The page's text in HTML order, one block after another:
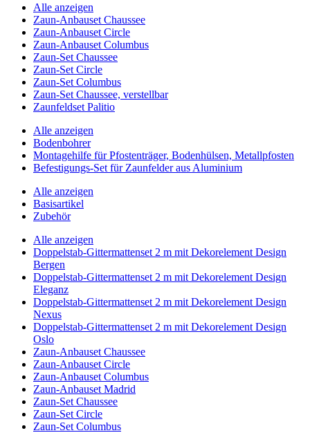
Alle anzeigen
Zaun-Anbauset Chaussee
Zaun-Anbauset Circle
Zaun-Anbauset Columbus
Zaun-Set Chaussee
Zaun-Set Circle
Zaun-Set Columbus
Zaun-Set Chaussee, verstellbar
Zaunfeldset Palitio
Alle anzeigen
Bodenbohrer
Montagehilfe für Pfostenträger, Bodenhülsen, Metallpfosten
Befestigungs-Set für Zaunfelder aus Aluminium
Alle anzeigen
Basisartikel
Zubehör
Alle anzeigen
Doppelstab-Gittermattenset 2 m mit Dekorelement Design
Bergen
Doppelstab-Gittermattenset 2 m mit Dekorelement Design
Eleganz
Doppelstab-Gittermattenset 2 m mit Dekorelement Design
Nexus
Doppelstab-Gittermattenset 2 m mit Dekorelement Design
Oslo
Zaun-Anbauset Chaussee
Zaun-Anbauset Circle
Zaun-Anbauset Columbus
Zaun-Anbauset Madrid
Zaun-Set Chaussee
Zaun-Set Circle
Zaun-Set Columbus